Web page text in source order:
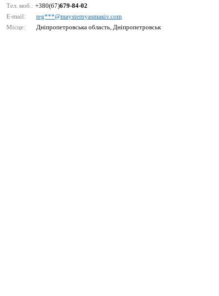
Тел. моб.: +380(67)679-84-02
E-mail:
rеg***@mаystеrnyаsmакiv.соm
Місце:
Дніпропетровська область, Дніпропетровськ